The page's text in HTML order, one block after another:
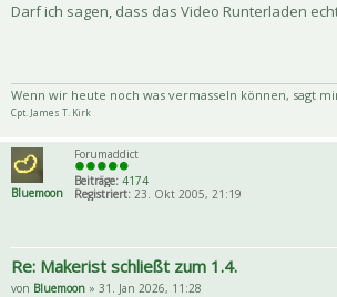
Darf ich sagen, dass das Video Runterladen
Wenn wir heute noch was vermasseln können, sagt
Cpt. James T. Kirk
Bluemoon
Forumaddict
Beiträge: 4174
Registriert: 23. Okt 2005, 21:19
Re: Makerist schließt zum 1.4.
von Bluemoon » 31. Jan 2026, 11:28